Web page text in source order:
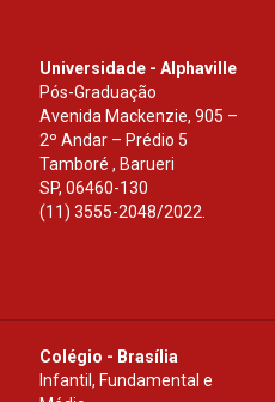
Universidade - Alphaville
Pós-Graduação
Avenida Mackenzie, 905 –
2º Andar – Prédio 5
Tamboré , Barueri
SP, 06460-130
(11) 3555-2048/2022.
Colégio - Brasília
Infantil, Fundamental e